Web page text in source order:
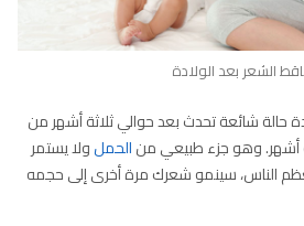
الشعر بعد الولادة
حالة شائعة تحدث بعد حوالي ثلاثة أشهر من
أشهر. وهو جزء طبيعي منالحملولا يستمر
الناس، سينمو شعرك مرة أخرى إلى حجمه